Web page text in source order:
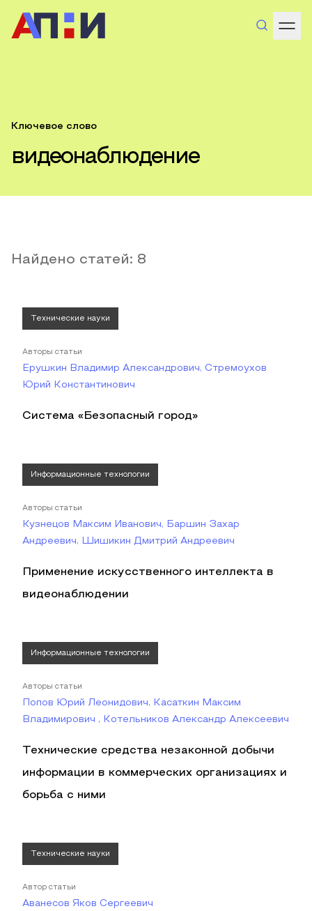
Ключевое слово
видеонаблюдение
Найдено статей: 8
Технические науки
Авторы статьи
Ерушкин Владимир Александрович, Стремоухов
Юрий Константинович
Система «Безопасный город»
Информационные технологии
Авторы статьи
Кузнецов Максим Иванович, Баршин Захар
Андреевич, Шишикин Дмитрий Андреевич
Применение искусственного интеллекта в
видеонаблюдении
Информационные технологии
Авторы статьи
Попов Юрий Леонидович, Касаткин Максим
Владимирович , Котельников Александр Алексеевич
Технические средства незаконной добычи
информации в коммерческих организациях и
борьба с ними
Технические науки
Автор статьи
Аванесов Яков Сергеевич